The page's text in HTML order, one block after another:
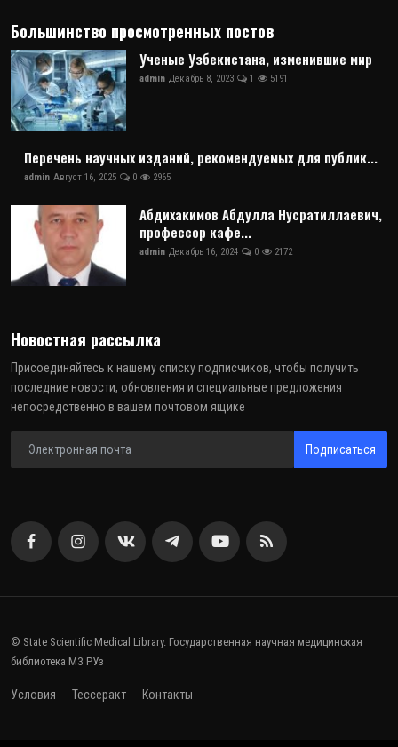
Большинство просмотренных постов
Ученые Узбекистана, изменившие мир
admin Декабрь 8, 2023 1 5191
Перечень научных изданий, рекомендуемых для публик...
admin Август 16, 2025 0 2965
Абдихакимов Абдулла Нусратиллаевич,
профессор кафе...
admin Декабрь 16, 2024 0 2172
Новостная рассылка
Присоединяйтесь к нашему списку подписчиков, чтобы получить
последние новости, обновления и специальные предложения
непосредственно в вашем почтовом ящике
Подписаться
© State Scientific Medical Library. Государственная научная медицинская
библиотека МЗ РУз
Условия Тессеракт Контакты